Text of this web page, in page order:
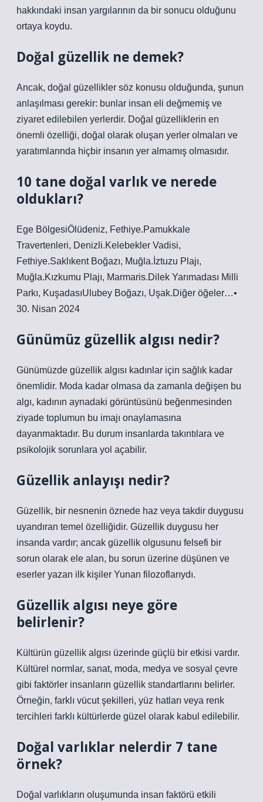
hakkındaki insan yargılarının da bir sonucu olduğunu
ortaya koydu.
Doğal güzellik ne demek?
Ancak, doğal güzellikler söz konusu olduğunda, şunun
anlaşılması gerekir: bunlar insan eli değmemiş ve
ziyaret edilebilen yerlerdir. Doğal güzelliklerin en
önemli özelliği, doğal olarak oluşan yerler olmaları ve
yaratımlarında hiçbir insanın yer almamış olmasıdır.
10 tane doğal varlık ve nerede
oldukları?
Ege BölgesiÖlüdeniz, Fethiye.Pamukkale
Travertenleri, Denizli.Kelebekler Vadisi,
Fethiye.Saklıkent Boğazı, Muğla.İztuzu Plajı,
Muğla.Kızkumu Plajı, Marmaris.Dilek Yarımadası Milli
Parkı, KuşadasıUlubey Boğazı, Uşak.Diğer öğeler…•
30. Nisan 2024
Günümüz güzellik algısı nedir?
Günümüzde güzellik algısı kadınlar için sağlık kadar
önemlidir. Moda kadar olmasa da zamanla değişen bu
algı, kadının aynadaki görüntüsünü beğenmesinden
ziyade toplumun bu imajı onaylamasına
dayanmaktadır. Bu durum insanlarda takıntılara ve
psikolojik sorunlara yol açabilir.
Güzellik anlayışı nedir?
Güzellik, bir nesnenin öznede haz veya takdir duygusu
uyandıran temel özelliğidir. Güzellik duygusu her
insanda vardır; ancak güzellik olgusunu felsefi bir
sorun olarak ele alan, bu sorun üzerine düşünen ve
eserler yazan ilk kişiler Yunan filozoflarıydı.
Güzellik algısı neye göre
belirlenir?
Kültürün güzellik algısı üzerinde güçlü bir etkisi vardır.
Kültürel normlar, sanat, moda, medya ve sosyal çevre
gibi faktörler insanların güzellik standartlarını belirler.
Örneğin, farklı vücut şekilleri, yüz hatları veya renk
tercihleri ​​farklı kültürlerde güzel olarak kabul edilebilir.
Doğal varlıklar nelerdir 7 tane
örnek?
Doğal varlıkların oluşumunda insan faktörü etkili